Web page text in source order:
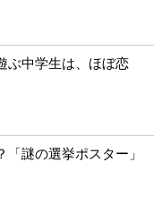
ぶ中学生は、ほぼ恋
謎の選挙ポスター」